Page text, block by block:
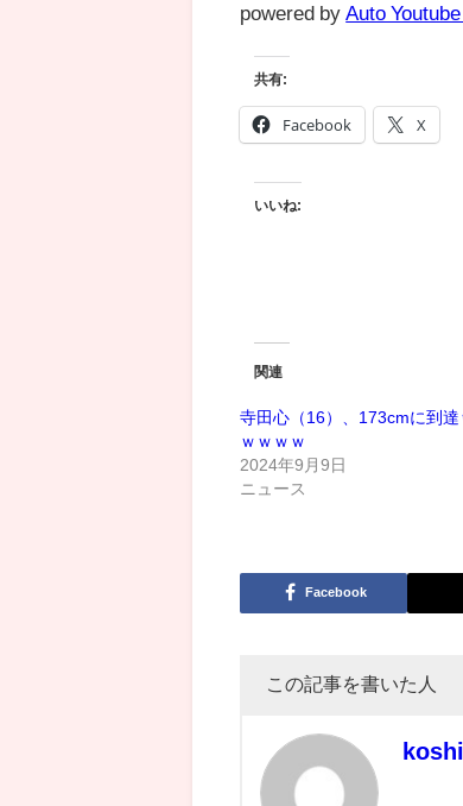
powered by Auto
共有:
Facebook X
いいね:
関連
寺田心（16）、173cmに到達
ｗｗｗｗ
2024年9月9日
ニュース
Facebook
この記事を書いた人